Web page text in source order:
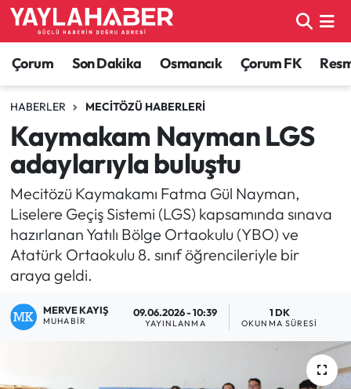
Çorum Son Dakika Osmancık Çorum FK
HABERLER MECITÖZÜ HABERLERI
Kaymakam Nayman LGS
adaylarıyla buluştu
Mecitözü Kaymakamı Fatma Gül Nayman,
Liselere Geçiş Sistemi (LGS) kapsamında sınava
hazırlanan Yatılı Bölge Ortaokulu (YBO) ve
Atatürk Ortaokulu 8. sınıf öğrencileriyle bir
araya geldi.
MERVE KAYIŞ
MUHABIR
09.06.2026 - 10:39
YAYINLANMA
1 DK
OKUNMA SÜRESI
Alaca Haberleri
Bayat Haberleri
Bilgi - Keşfet Haberleri
Bilim ve Teknoloji
Boğazkale Haberleri
Çorum Haberleri
Dodurga Haberleri
Çorum Nöbetçi Eczaneler
Çorum Hava Durumu
Çorum Namaz Vakitleri
Çorum Trafik Yoğunluk Haritası
TFF 1.Lig Puan Durumu ve Fikstür
Tüm Manşetler